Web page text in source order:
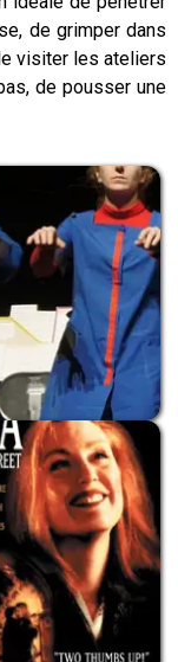
de grimper dans
visiter les ateliers
de pousser une